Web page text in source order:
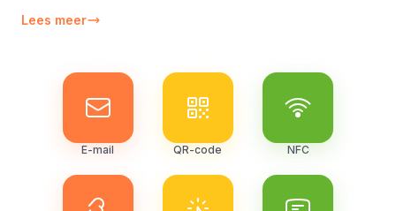
E-mail QR-code NFC
Lees meer